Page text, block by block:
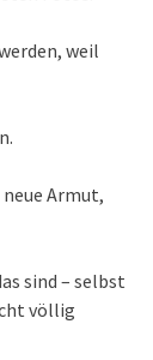
weil
Armut,
sind – selbst
völlig